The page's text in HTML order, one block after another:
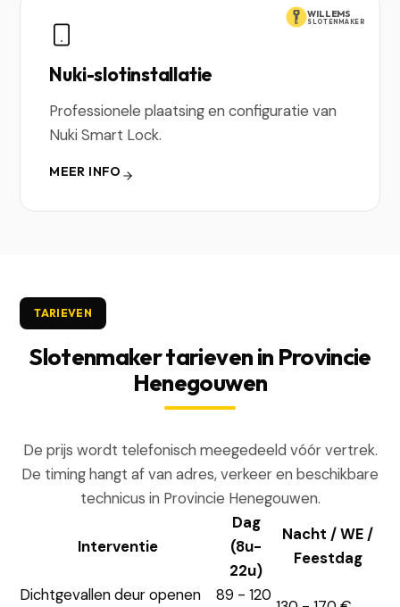
WILLEMS
SLOTENMAKER
Nuki-slotinstallatie
Professionele plaatsing en configuratie van
Nuki Smart Lock.
MEER INFO
TARIEVEN
Slotenmaker tarieven in Provincie
Henegouwen
De prijs wordt telefonisch meegedeeld vóór vertrek.
De timing hangt af van adres, verkeer en beschikbare
technicus in Provincie Henegouwen.
Interventie
Dag
(8u-
22u)
Nacht / WE /
Feestdag
Dichtgevallen deur openen
89 - 120